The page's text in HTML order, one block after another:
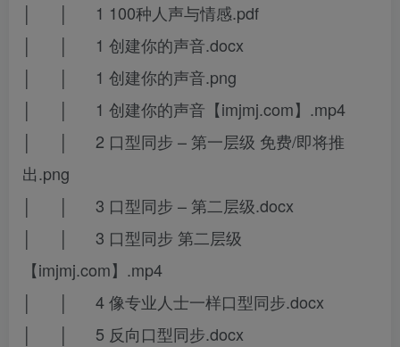
│ │ 1 100种人声与情感.pdf
│ │ 1 创建你的声音.docx
│ │ 1 创建你的声音.png
│ │ 1 创建你的声音【imjmj.com】.mp4
│ │ 2 口型同步 – 第一层级 免费/即将推
出.png
│ │ 3 口型同步 – 第二层级.docx
│ │ 3 口型同步 第二层级
【imjmj.com】.mp4
│ │ 4 像专业人士一样口型同步.docx
│ │ 5 反向口型同步.docx